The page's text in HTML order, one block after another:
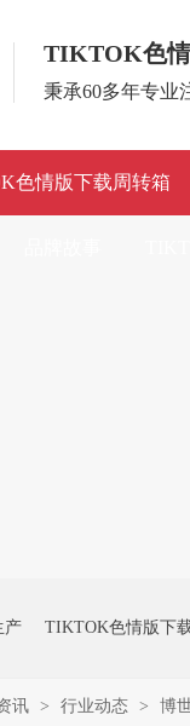
TIKTOK色
秉承60多年专
色情版下载周转箱
产 TIKTOK色情版下
讯 > 行业动态 > 博